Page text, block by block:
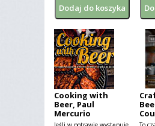
w browarze.
Cooking with
Beer, Paul
Mercurio